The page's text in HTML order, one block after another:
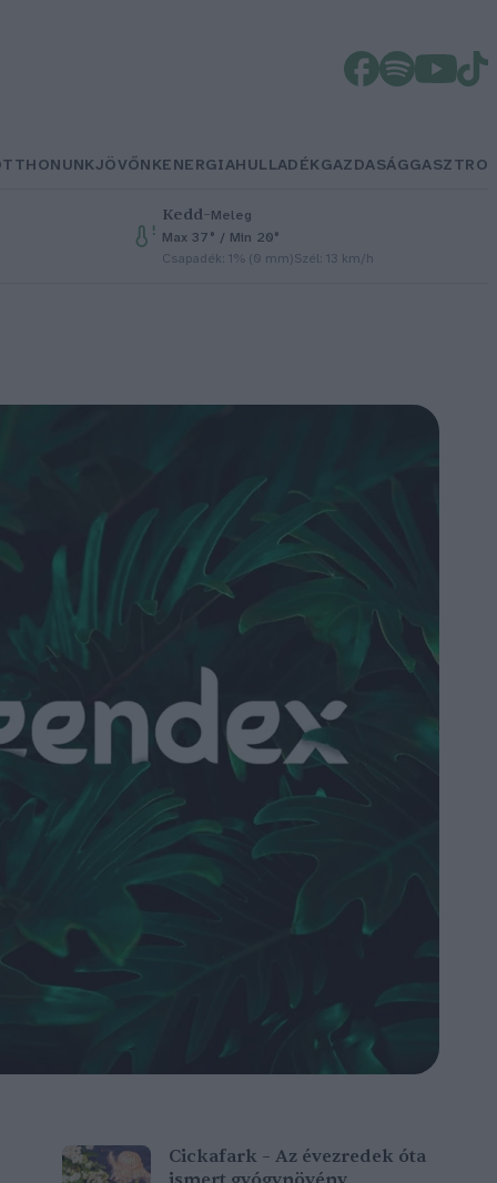
JÖVŐNKENERGIAHULLADÉKGAZDASÁGGASZTRO
Kedd–Meleg
Max 37° / Min 20°
Csapadék: 1% (0 mm)Szél: 13 km/h
Cickafark – Az évezredek óta